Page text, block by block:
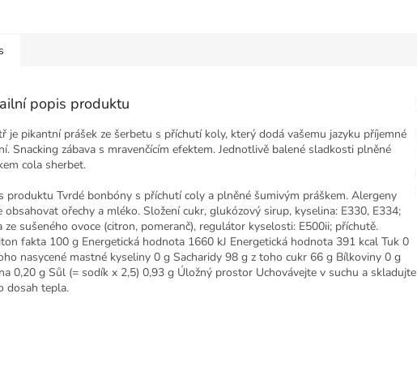
popis produktu
je pikantní prášek ze šerbetu s příchutí koly, který dodá vašemu jazyku příjemné
Snacking zábava s mravenčícím efektem. Jednotlivě balené sladkosti plněné
cola sherbet.
produktu Tvrdé bonbóny s příchutí coly a plněné šumivým práškem. Alergeny
obsahovat ořechy a mléko. Složení cukr, glukózový sirup, kyselina: E330, E334;
ze sušeného ovoce (citron, pomeranč), regulátor kyselosti: E500ii; příchutě.
fakta 100 g Energetická hodnota 1660 kJ Energetická hodnota 391 kcal Tuk 0
nasycené mastné kyseliny 0 g Sacharidy 98 g z toho cukr 66 g Bílkoviny 0 g
0,20 g Sůl (= sodík x 2,5) 0,93 g Úložný prostor Uchovávejte v suchu a skladujte
dosah tepla.